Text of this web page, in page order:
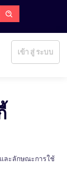
เข้า สู่ ระบบ
ละลักษณะการใช้